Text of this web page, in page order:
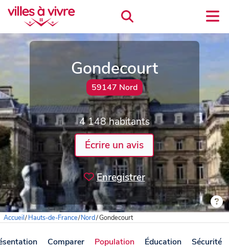
Gondecourt
59147 Nord
4 148 habitants
Écrire un avis
Enregistrer
Accueil/Hauts-de-France/Nord/Gondecourt
Comparer Population Éducation Sécurité